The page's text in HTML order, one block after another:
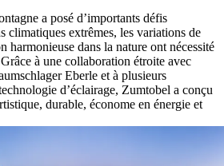
a posé d’importants défis
climatiques extrêmes, les variations de
harmonieuse dans la nature ont nécessité
à une collaboration étroite avec
Eberle et à plusieurs
d’éclairage, Zumtobel a conçu
durable, économe en énergie et